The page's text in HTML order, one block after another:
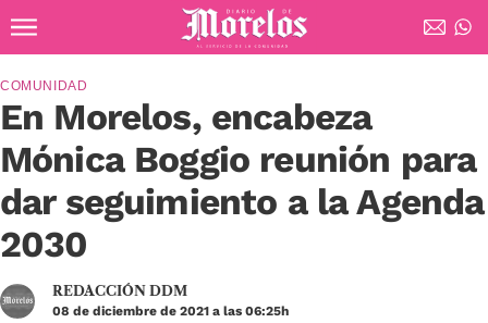
Diario de Morelos
En Morelos, encabeza
Mónica Boggio reunión para
dar seguimiento a la Agenda
2030
COMUNIDAD
REDACCIÓN DDM
08 de diciembre de 2021 a las 06:25h